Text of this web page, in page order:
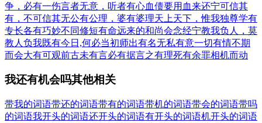
争，必有一伤言者无意，听者有心血债要用血来还宁可信其
有，不可信其无公有公理，婆有婆理天上天下，惟我独尊学有
专长各有巧妙不同修短有命远来的和尚会念经宁教我负人，莫
教人负我既有今日,何必当初师出有名无私有意一切有情不期
而会大有可观前古未有言必有据言之有理死有余罪相机而动
我还有机会吗其他相关
带我的词语带还的词语带有的词语带机的词语带会的词语带吗
的词语我开头的词语还开头的词语有开头的词语机开头的词语